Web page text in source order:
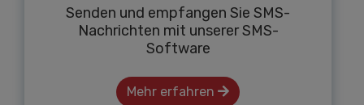
Senden und empfangen Sie SMS-
Nachrichten mit unserer SMS-
Software
Mehr erfahren